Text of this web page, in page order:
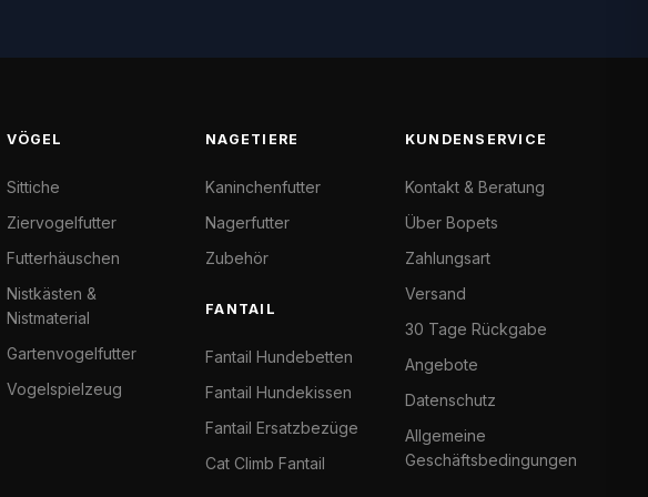
VÖGEL
Sittiche
Ziervogelfutter
Futterhäuschen
Nistkästen &
Nistmaterial
Gartenvogelfutter
Vogelspielzeug
NAGETIERE
Kaninchenfutter
Nagerfutter
Zubehör
FANTAIL
Fantail Hundebetten
Fantail Hundekissen
Fantail Ersatzbezüge
Cat Climb Fantail
KUNDENSERVICE
Kontakt & Beratung
Über Bopets
Zahlungsart
Versand
30 Tage Rückgabe
Angebote
Datenschutz
Allgemeine
Geschäftsbedingungen